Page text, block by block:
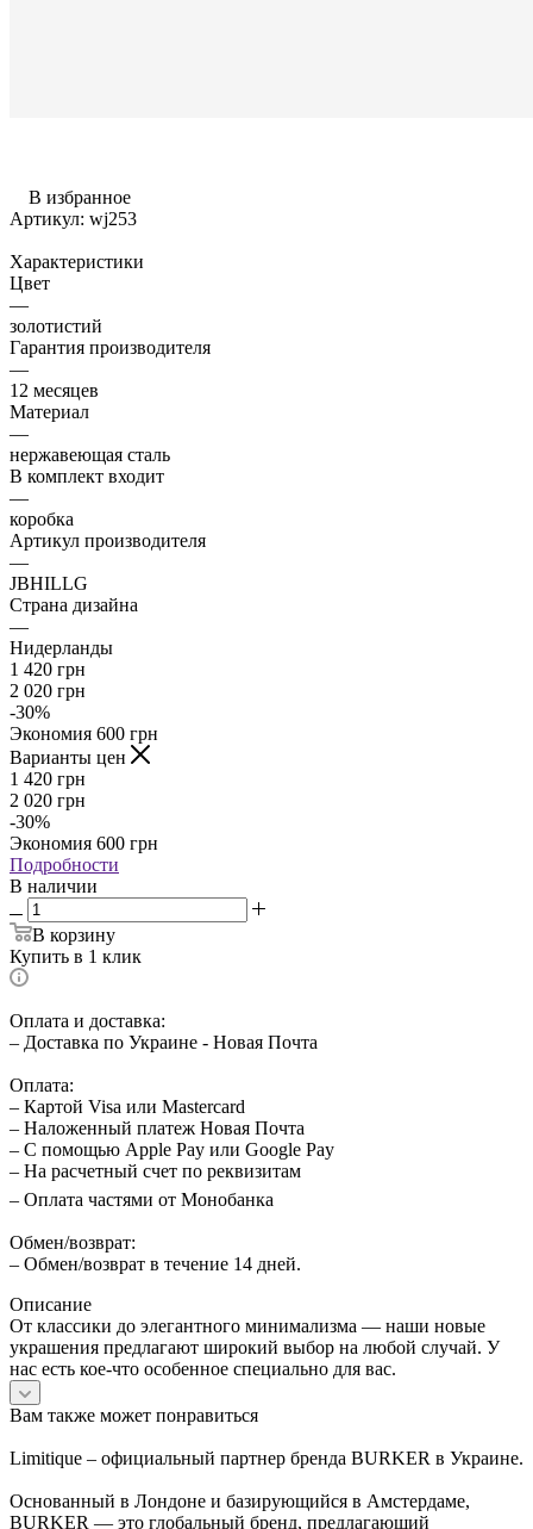
В избранное
Артикул: wj253
Характеристики
Цвет
—
золотистий
Гарантия производителя
—
12 месяцев
Материал
—
нержавеющая сталь
В комплект входит
—
коробка
Артикул производителя
—
JBHILLG
Страна дизайна
—
Нидерланды
1 420 грн
2 020 грн
-30%
Экономия 600 грн
Варианты цен
1 420 грн
2 020 грн
-30%
Экономия 600 грн
Подробности
В наличии
В корзину
Купить в 1 клик
Оплата и доставка:
– Доставка по Украине - Новая Почта
Оплата:
– Картой Visa или Mastercard
– Наложенный платеж Новая Почта
– С помощью Apple Pay или Google Pay
– На расчетный счет по реквизитам
– Оплата частями от Монобанка
Обмен/возврат:
– Обмен/возврат в течение 14 дней.
Описание
От классики до элегантного минимализма — наши новые
украшения предлагают широкий выбор на любой случай. У
нас есть кое-что особенное специально для вас.
Вам также может понравиться
Limitique – официальный партнер бренда BURKER в Украине.
Основанный в Лондоне и базирующийся в Амстердаме,
BURKER — это глобальный бренд, предлагающий